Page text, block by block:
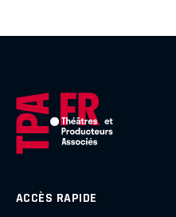
ACCÈS RAPIDE